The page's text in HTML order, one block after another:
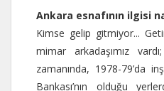
Ankara esnafının ilgisi
Kimse gelip gitmiyor...
mimar arkadaşımız
zamanında, 1978-79’da
Bankası’nın olduğu